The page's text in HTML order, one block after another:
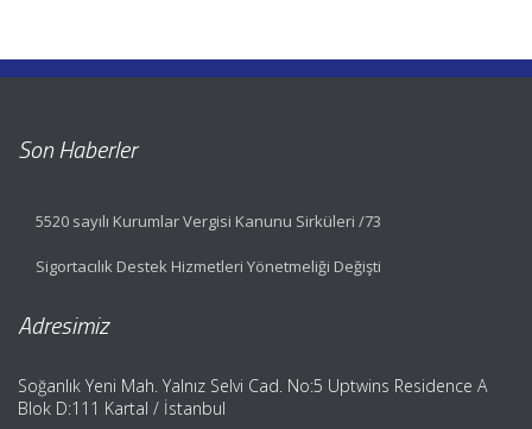
Son Haberler
5520 sayılı Kurumlar Vergisi Kanunu Sirküleri /73
Sigortacılık Destek Hizmetleri Yönetmeliği Değişti
Adresimiz
Soğanlık Yeni Mah. Yalnız Selvi Cad. No:5 Uptwins Residence A
Blok D:111 Kartal / İstanbul